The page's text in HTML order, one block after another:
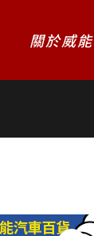
關於威能